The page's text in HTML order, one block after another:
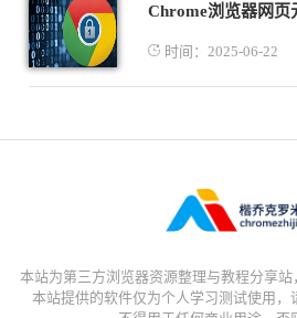
时间：2025-06-22
本站为第三方浏览器资源整理与教程分享站
本站提供的软件仅为个人学习测试使用，